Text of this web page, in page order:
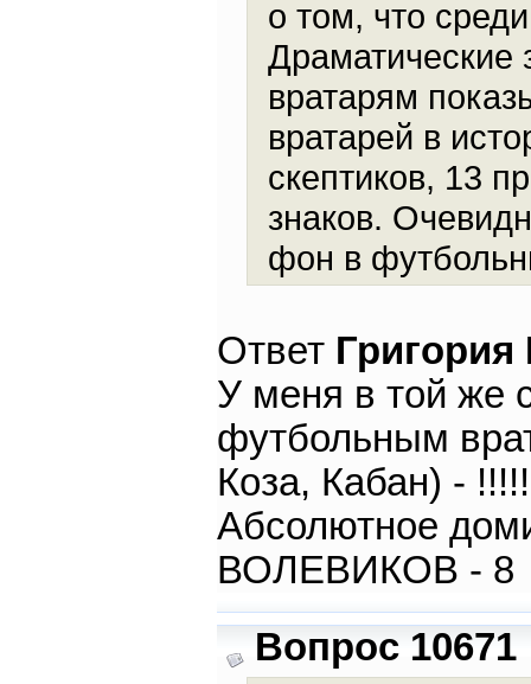
о том, что
вратарям
вратарей в
скептиков, 13
знаков.
фон в
Ответ
У меня в той же
футбольным
Коза, Кабан) -
Абсолютное
ВОЛЕВИКОВ - 8
Вопрос 10671